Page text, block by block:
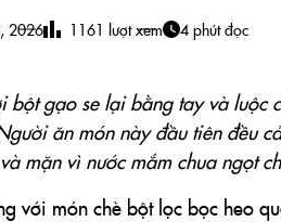
2026 1161 lượt xem 4 phút đọc
bột gạo se lại bằng tay và luộc
ăn món này đầu tiên đều
mặn vì nước mắm chua ngọt
với món chè bột lọc bọc heo